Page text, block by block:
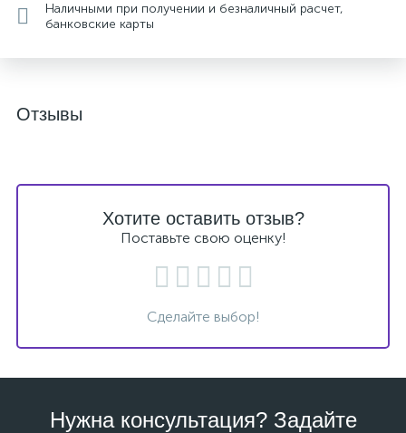
Наличными при получении и безналичный расчет,
банковские карты
Отзывы
Хотите оставить отзыв?
Поставьте свою оценку!
Сделайте выбор!
Нужна консультация? Задайте